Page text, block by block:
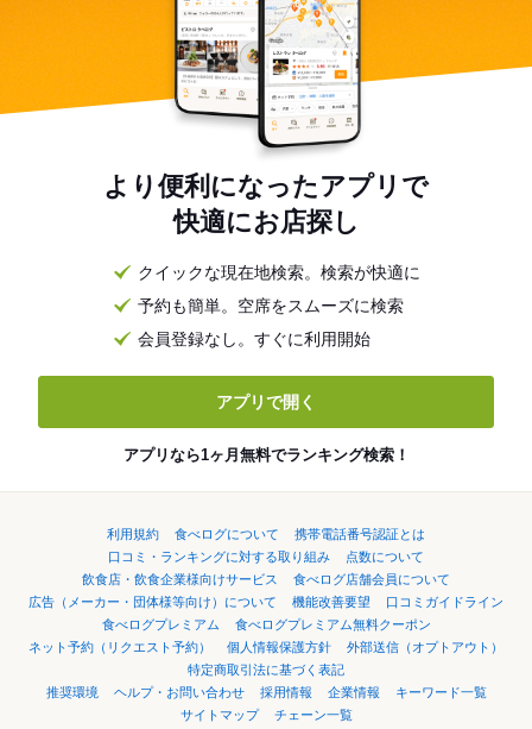
より便利になったアプリで
快適にお店探し
クイックな現在地検索。検索が快適に
予約も簡単。空席をスムーズに検索
会員登録なし。すぐに利用開始
アプリで開く
アプリなら1ヶ月無料でランキング検索！
利用規約 食べログについて
携帯電話番号認証とは
口コミ・ランキングに対する取り組み
点数について
飲食店・飲食企業様向けサービス
食べログ店舗会員について
広告（メーカー・団体様等向け）について
機能改善要望
口コミガイドライン
食べログプレミアム
食べログプレミアム無料クーポン
ネット予約（リクエスト予約）
個人情報保護方針
外部送信（オプトアウト）
特定商取引法に基づく表記
推奨環境
ヘルプ・お問い合わせ 採用情報 企業情報
キーワード一覧
サイトマップ
チェーン一覧